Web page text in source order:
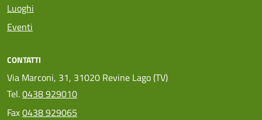
Luoghi
Eventi
CONTATTI
Via Marconi, 31, 31020 Revine Lago (TV)
Tel.0438 929010
Fax0438 929065